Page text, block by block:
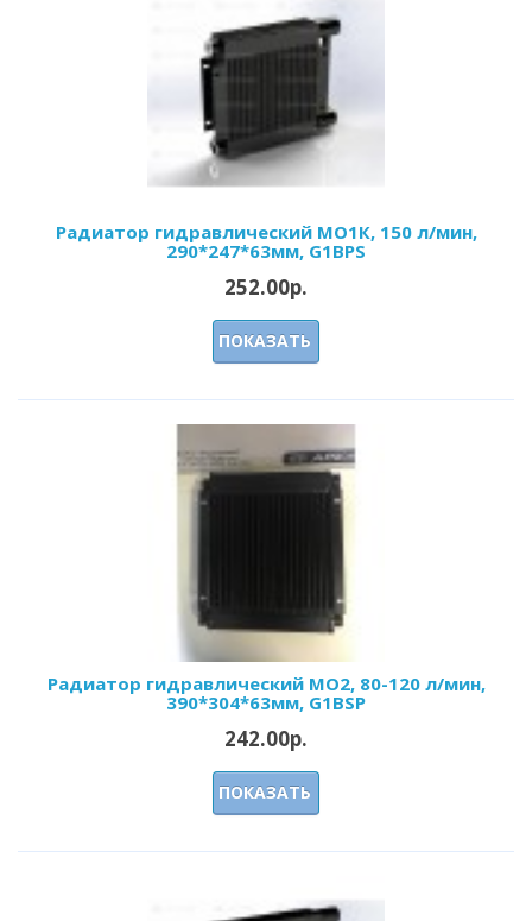
Радиатор гидравлический МО1К, 150 л/мин,
290*247*63мм, G1BPS
252.00р.
ПОКАЗАТЬ
Радиатор гидравлический МО2, 80-120 л/мин,
390*304*63мм, G1BSP
242.00р.
ПОКАЗАТЬ